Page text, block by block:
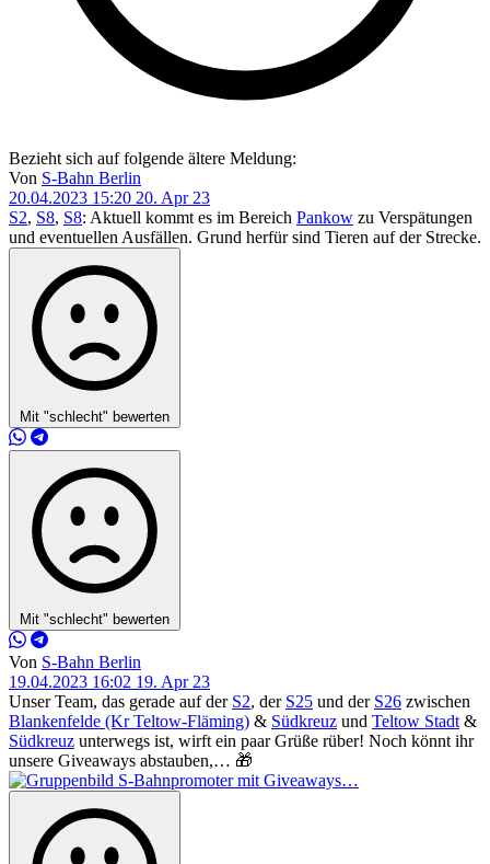
Bezieht sich auf folgende ältere Meldung:
Von S-Bahn Berlin
20.04.2023 15:20 20. Apr 23
S2, S8, S8: Aktuell kommt es im Bereich Pankow zu Verspätungen
und eventuellen Ausfällen. Grund herfür sind Tieren auf der Strecke.
Mit "schlecht" bewerten
Mit "schlecht" bewerten
Von S-Bahn Berlin
19.04.2023 16:02 19. Apr 23
Unser Team, das gerade auf der S2, der S25 und der S26 zwischen
Blankenfelde (Kr Teltow-Fläming) & Südkreuz und Teltow Stadt &
Südkreuz unterwegs ist, wirft ein paar Grüße rüber! Noch könnt ihr
unsere Giveaways abstauben,… 🎁